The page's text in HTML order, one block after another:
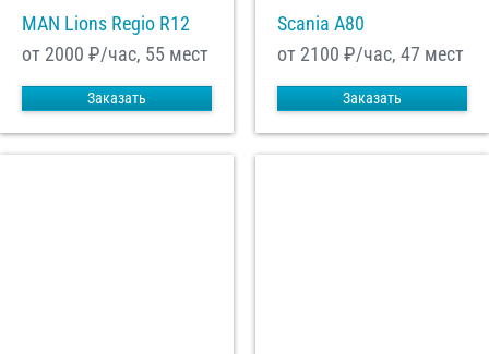
MAN Lions Regio R12
от 2000 ₽/час, 55 мест
Заказать
Scania A80
от 2100 ₽/час, 47 мест
Заказать